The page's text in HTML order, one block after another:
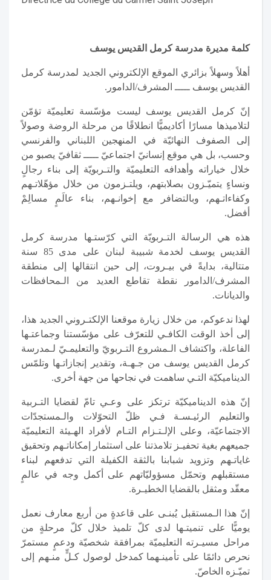
كلمة مديرة مدرسة كرمل القديس يوسف
أهلاً وسهلاً بزائري الموقع الإلكتروني الجديد لمدرسة كرمل
القديس يوسف ـــــ المشرف/الدامور.
إنّ كرمل القديس يوسف ليست مؤسّسة تعليميّة تؤمّن
لتلاميذها مسارًا أكاديميًّا انطلاقًا من مرحلة الروضة وصولاً
إلى الصفوف النهائيّة في المنهجين اللبناني والفرنسي
وحسب، بل هي موقع إنسانيّ اجتماعيّ ـــــ ثقافيّ يصبو من
خلال خياراته وأهدافه التعليميّة والتـربويّة إلى بناء رجالٍ
ونساءٍ يتميّـزون بصلابتهم، ويلتـزمون من خلال مؤهّلاتـهم
وكفاءاتـهم، وبالتضافر مع إخوانـهم، بناء عالَمٍ مسالِمْ
أفضل.
هذه هي الرسالة التـربويّة التي كرّستـها مدرسة كرمل
القديس يوسف لخدمة شبيبة لبنان على مدى 85 سنة
متتالية، بدايةً في بيـروت، إلى حين انتقالها إلى منطقة
المشرف/الدامور نقطة تقاطع العديد من الـمحافظات
والديانات.
لهذا ندعوكم، من خلال زيارة موقعنا الإلكتـروني الجديد هذا،
إلى أخذ الوقت الكافـي للتعرّف على مؤسّستنا وجماعتـها
الفاعلة، واكتشاف الـمشروع التـربويّ والتعليمـيّ لـمدرسة
كرمل القديس يوسف من جـهـة، وتقدير إنجازاتـها وتلمّس
الديناميكيّة التـي ساهمت في نجاحها من جهة أخرى.
إنّ هذه الديناميكيّة ترتكز على وعـي تامّ لقضايا التـربية
والتعليم الرئيـسـة فـي ظلّ التحوّلات والـمستجدّات
الاجتماعيّة، وعلى الإلـتـزام التـام لأفراد الهـيئة التعليميّة
جميعهم بغية تحفيـز تلامذتنا على استثمار إمكاناتـهم وتحقيق
غاياتـهم وتزويد شبابنا بالثقة الكفيلة التي تدفعهم لبناء
مستقبلهم وتحمّل مسؤوليّاتهم على أكمل وجه في عالمٍ
معقّد ومثقل بالقضايا الخطيـرة.
إنّ هذا الـمستقبل يُبنـى على قاعدةٍ من أربع معارف نعمل
يوميًّا على تنميتـها لدى كلّ تلميذ خلال كلّ مرحلةٍ من
مراحل مسيـرته التعليميّة بمرافقة شخصيّة ودعمٍ مستمرّ
نحرص دائمًا على تأمينـهما كمدخل لوصول كـلٍّ منـهم إلى
تميّـزه الخاصّ.